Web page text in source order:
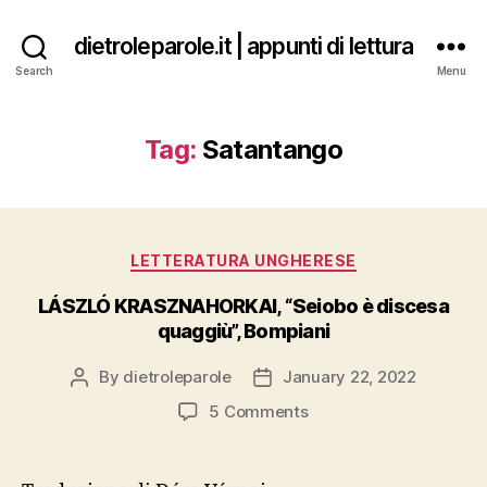
Search
dietroleparole.it | appunti di lettura
Menu
Tag: Satantango
Categories
LETTERATURA UNGHERESE
LÁSZLÓ KRASZNAHORKAI, “Seiobo è discesa
quaggiù”, Bompiani
Post
By dietroleparole
PostJanuary 22, 2022
5 Commentson